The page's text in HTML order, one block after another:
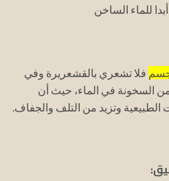
للماء الساخن
فلا تشعري بالقشعريرة وفي
السخونة في الماء، حيث أن
الطبيعية وتزيد من التلف والجفاف.